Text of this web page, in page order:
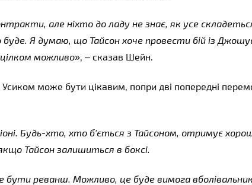
але ніхто до ладу не знає, як усе
Я думаю, що Тайсон хоче провести бій із
можливо», – сказав Шейн.
Усиком може бути цікавим, попри дві попередні
Будь-хто, хто б'ється з Тайсоном, отримує
Тайсон залишиться в боксі.
реванш. Можливо, це буде вимога